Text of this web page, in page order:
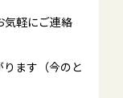
気軽にご連絡
ます（今のと